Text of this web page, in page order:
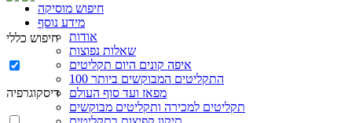
חיפוש מוסיקה
מידע נוסף
אודות
שאלות נפוצות
איפה קונים היום תקליטים
100 התקליטים המבוקשים ביותר
מפאז ועד סוף העולם
תקליטים למכירה ותקליטים מבוקשים
חיפוש כללי
דיסקוגרפיה